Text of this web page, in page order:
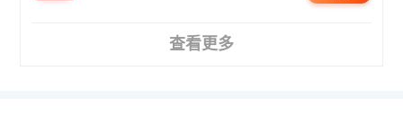
查看更多